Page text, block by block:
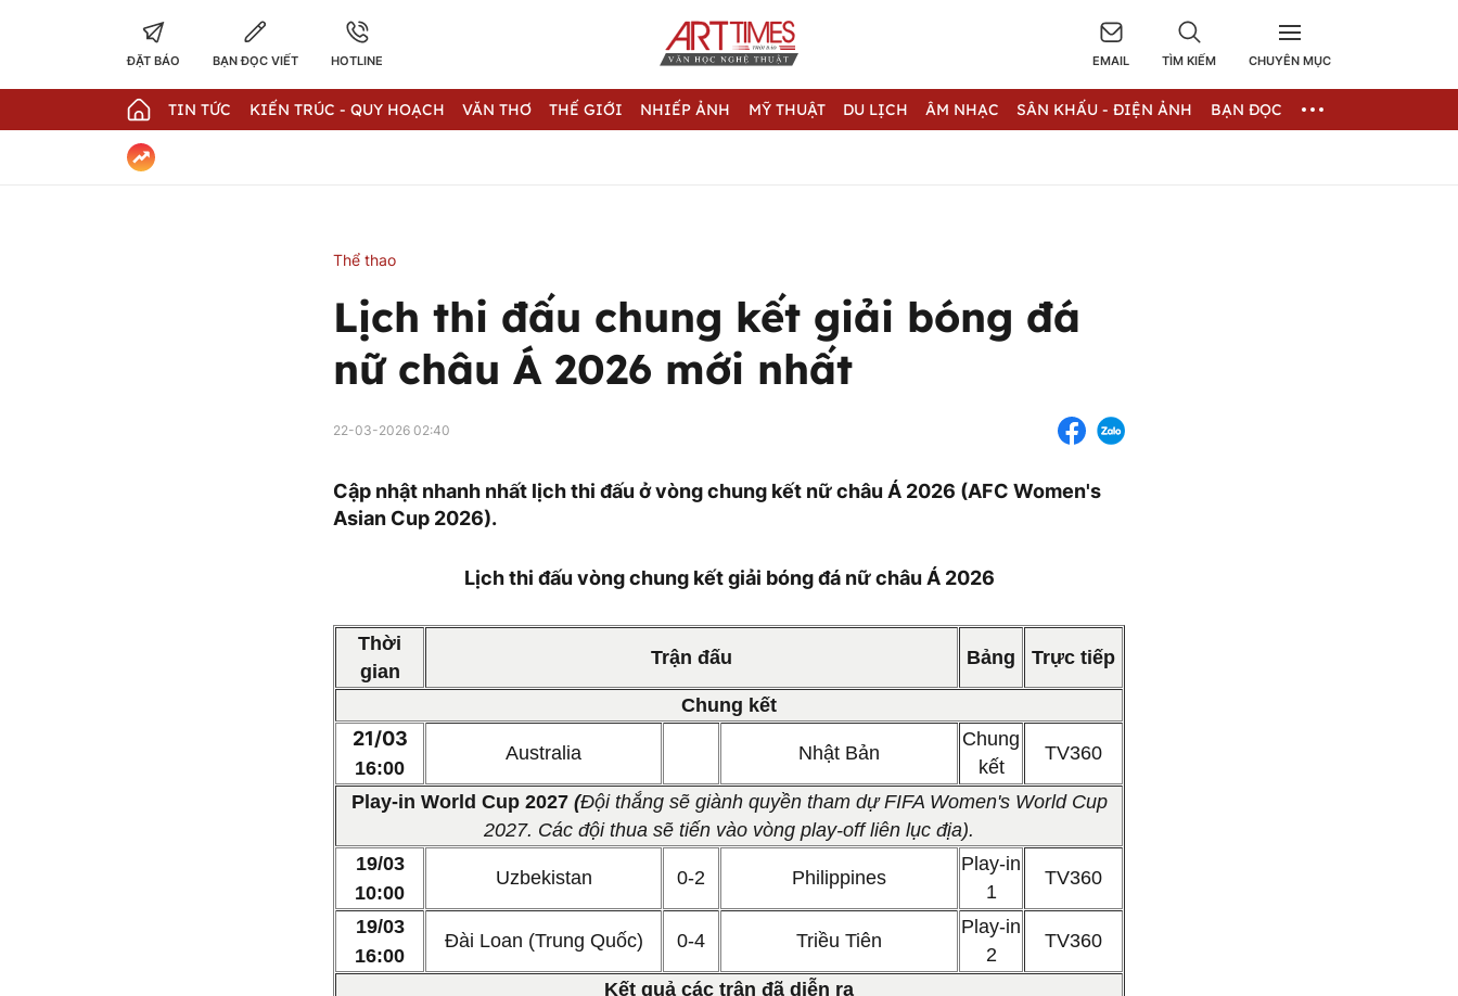
ĐẶT BÁO BẠN ĐỌC VIẾT HOTLINE EMAIL TÌM KIẾM CHUYÊN MỤC
TIN TỨC KIẾN TRÚC - QUY HOẠCH VĂN THƠ THẾ GIỚI NHIẾP ẢNH MỸ THUẬT DU LỊCH ÂM NHẠC SÂN KHẤU - ĐIỆN ẢNH BẠN ĐỌC
Thể thao
Lịch thi đấu chung kết giải bóng đá
nữ châu Á 2026 mới nhất
22-03-2026 02:40
Cập nhật nhanh nhất lịch thi đấu ở vòng chung kết nữ châu Á 2026 (AFC Women's
Asian Cup 2026).
Lịch thi đấu vòng chung kết giải bóng đá nữ châu Á 2026
Thời
gian
Trận đấu Bảng Trực tiếp
Chung kết
21/03
16:00
Australia Nhật Bản
Chung
kết
TV360
Play-in World Cup 2027 (Đội thắng sẽ giành quyền tham dự FIFA Women's World Cup
2027. Các đội thua sẽ tiến vào vòng play-off liên lục địa).
19/03
10:00
Uzbekistan 0-2 Philippines
Play-in
1
TV360
19/03
16:00
Đài Loan (Trung Quốc) 0-4 Triều Tiên
Play-in
2
TV360
Kết quả các trận đã diễn ra